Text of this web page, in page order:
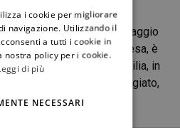
Maggio
dell’azienda Maggio
feudo di Santa Teresa, è
del sud-est della Sicilia, in
Vittoria. Il grande caseggiato,
data del 1697,
ENGLISH
i cookie per migliorare
navigazione. Utilizzando il
a tutti i cookie in
nostra policy per i cookie.
di più
NECESSARI